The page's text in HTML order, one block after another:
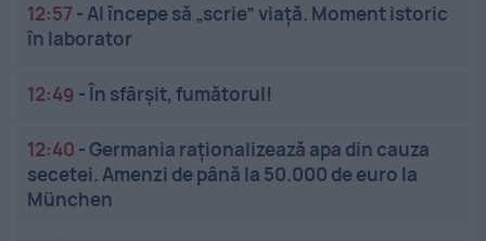
12:57 -AI începe să „scrie” viață. Moment istoric
în laborator
12:49 -În sfârșit, fumătorul!
12:40 -Germania raționalizează apa din cauza
secetei. Amenzi de până la 50.000 de euro la
München